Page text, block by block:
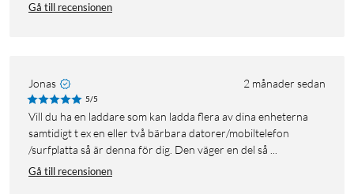
Gå till recensionen
Jonas 2 månader sedan
5/5
Vill du ha en laddare som kan ladda flera av dina enheterna
samtidigt t ex en eller två bärbara datorer/mobiltelefon
/surfplatta så är denna för dig. Den väger en del så ...
Gå till recensionen